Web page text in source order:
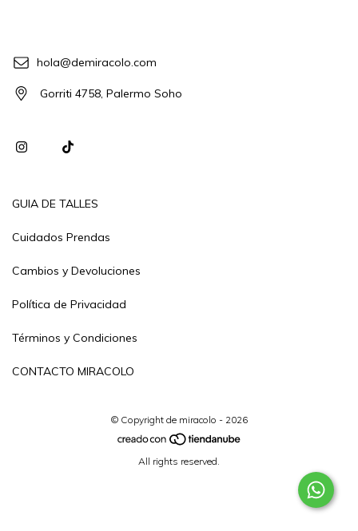
hola@demiracolo.com
Gorriti 4758, Palermo Soho
GUIA DE TALLES
Cuidados Prendas
Cambios y Devoluciones
Política de Privacidad
Términos y Condiciones
CONTACTO MIRACOLO
© Copyright de miracolo - 2026
All rights reserved.